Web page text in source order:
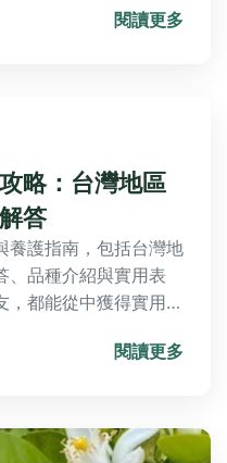
能完美傳達心意，讓送
閱讀更多
略：台灣地區
答
養護指南，包括台灣地
、品種介紹與實用表
都能從中獲得實用信
閱讀更多